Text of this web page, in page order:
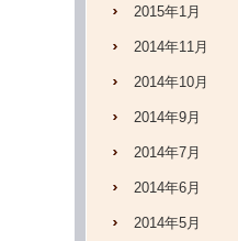
2015年1月
2014年11月
2014年10月
2014年9月
2014年7月
2014年6月
2014年5月